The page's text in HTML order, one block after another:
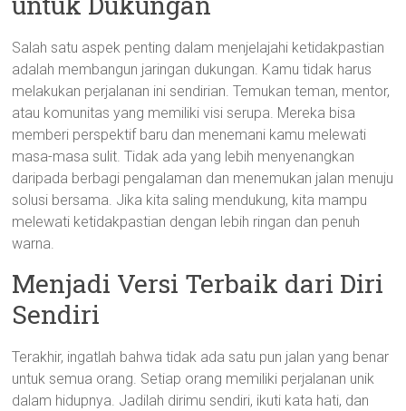
Salah satu aspek penting dalam menjelajahi ketidakpastian
adalah membangun jaringan dukungan. Kamu tidak harus
melakukan perjalanan ini sendirian. Temukan teman, mentor,
atau komunitas yang memiliki visi serupa. Mereka bisa
memberi perspektif baru dan menemani kamu melewati
masa-masa sulit. Tidak ada yang lebih menyenangkan
daripada berbagi pengalaman dan menemukan jalan menuju
solusi bersama. Jika kita saling mendukung, kita mampu
melewati ketidakpastian dengan lebih ringan dan penuh
warna.
Menjadi Versi Terbaik dari Diri
Sendiri
Terakhir, ingatlah bahwa tidak ada satu pun jalan yang benar
untuk semua orang. Setiap orang memiliki perjalanan unik
dalam hidupnya. Jadilah dirimu sendiri, ikuti kata hati, dan